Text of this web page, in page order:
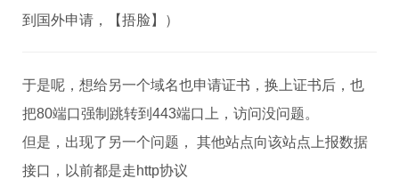
到国外申请，【捂脸】）
于是呢，想给另一个域名也申请证书，换上证书后，也
把80端口强制跳转到443端口上，访问没问题。
但是，出现了另一个问题， 其他站点向该站点上报数据
接口，以前都是走http协议